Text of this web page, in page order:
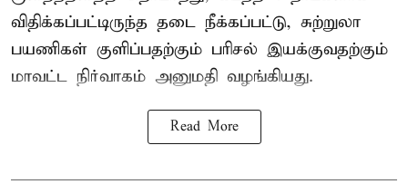
விதிக்கப்பட்டிருந்த தடை நீக்கப்பட்டு, சுற்றுலா
பயணிகள் குளிப்பதற்கும் பரிசல் இயக்குவதற்கும்
மாவட்ட நிர்வாகம் அனுமதி வழங்கியது.
Read More